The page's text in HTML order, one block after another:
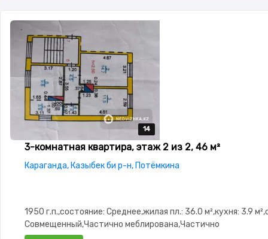
14
14
14
14
14
3-комнатная квартира, этаж 2 из 2, 46 м²
Караганда, Казыбек би р-н, Потёмкина
1950 г.п.,состояние: Среднее,жилая пл.: 36.0 м²,кухня: 3.9
Совмещенный,Частично меблирована,Частично